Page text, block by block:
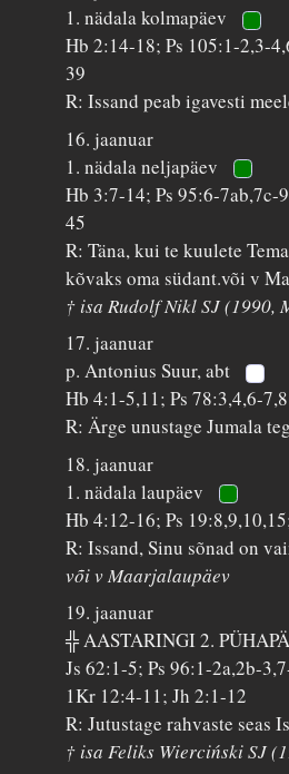
1. nädala kolmapäev
Hb 2:14-18; Ps 105:1-2,3-
39
R: Issand peab igavesti
16. jaanuar
1. nädala neljapäev
Hb 3:7-14; Ps 95:6-
45
R: Täna, kui te kuulete
kõvaks oma südant.või v
† isa Rudolf Nikl SJ (1990,
17. jaanuar
p. Antonius Suur, abt
Hb 4:1-5,11; Ps 78:3,4,6-
R: Ärge unustage Jumala
18. jaanuar
1. nädala laupäev
Hb 4:12-16; Ps
R: Issand, Sinu sõnad on
või v Maarjalaupäev
19. jaanuar
╬ AASTARINGI 2.
Js 62:1-5; Ps 96:1-2a,2b-
1Kr 12:4-11; Jh 2:1-12
R: Jutustage rahvaste seas
† isa Feliks Wierciński SJ